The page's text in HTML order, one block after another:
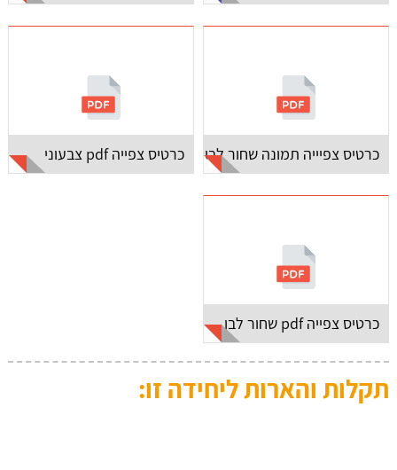
כרטיס צפיייה תמונה שחור לבן כרטיס צפייה pdf צבעוני
כרטיס צפייה pdf שחור לבן
תקלות והארות ליחידה זו: